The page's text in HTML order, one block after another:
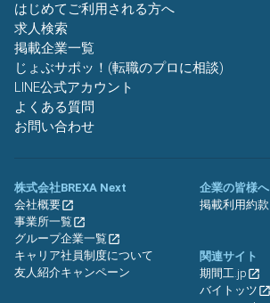
はじめてご利用される方へ
求人検索
掲載企業一覧
じょぶサポッ！(転職のプロに相談)
LINE公式アカウント
よくある質問
お問い合わせ
株式会社BREXA Next
会社概要
事業所一覧
グループ企業一覧
キャリア社員制度について
友人紹介キャンペーン
企業の皆様へ
掲載利用約款
関連サイト
期間工.jp
バイトッツ